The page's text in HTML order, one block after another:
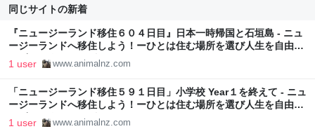
同じサイトの新着
『ニュージーランド移住６０４日目』日本一時帰国と石垣島 - ニュ
ージーランドへ移住しよう！ーひとは住む場所を選び人生を自由に
デザインすることができるー
1 user www.animalnz.com
「ニュージーランド移住５９１日目」小学校 Year１を終えて - ニュ
ージーランドへ移住しよう！ーひとは住む場所を選び人生を自由に
デザインすることができるー
1 user www.animalnz.com